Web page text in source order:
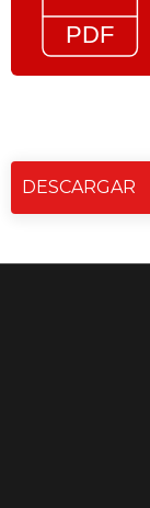
DESCARGAR